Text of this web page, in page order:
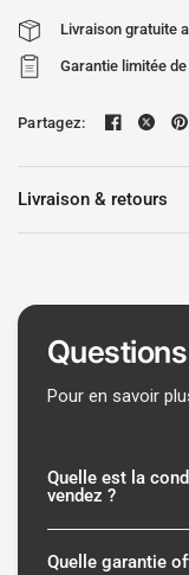
Livraison gratuite
Garantie limitée
Partagez:
Livraison & retours
Pour en savoir
Quelle est la
vendez ?
Quelle garantie